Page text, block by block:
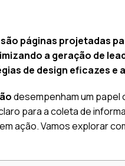
páginas projetadas
a geração de
de design eficazes e
desempenham um papel
para a coleta de
ação. Vamos explorar